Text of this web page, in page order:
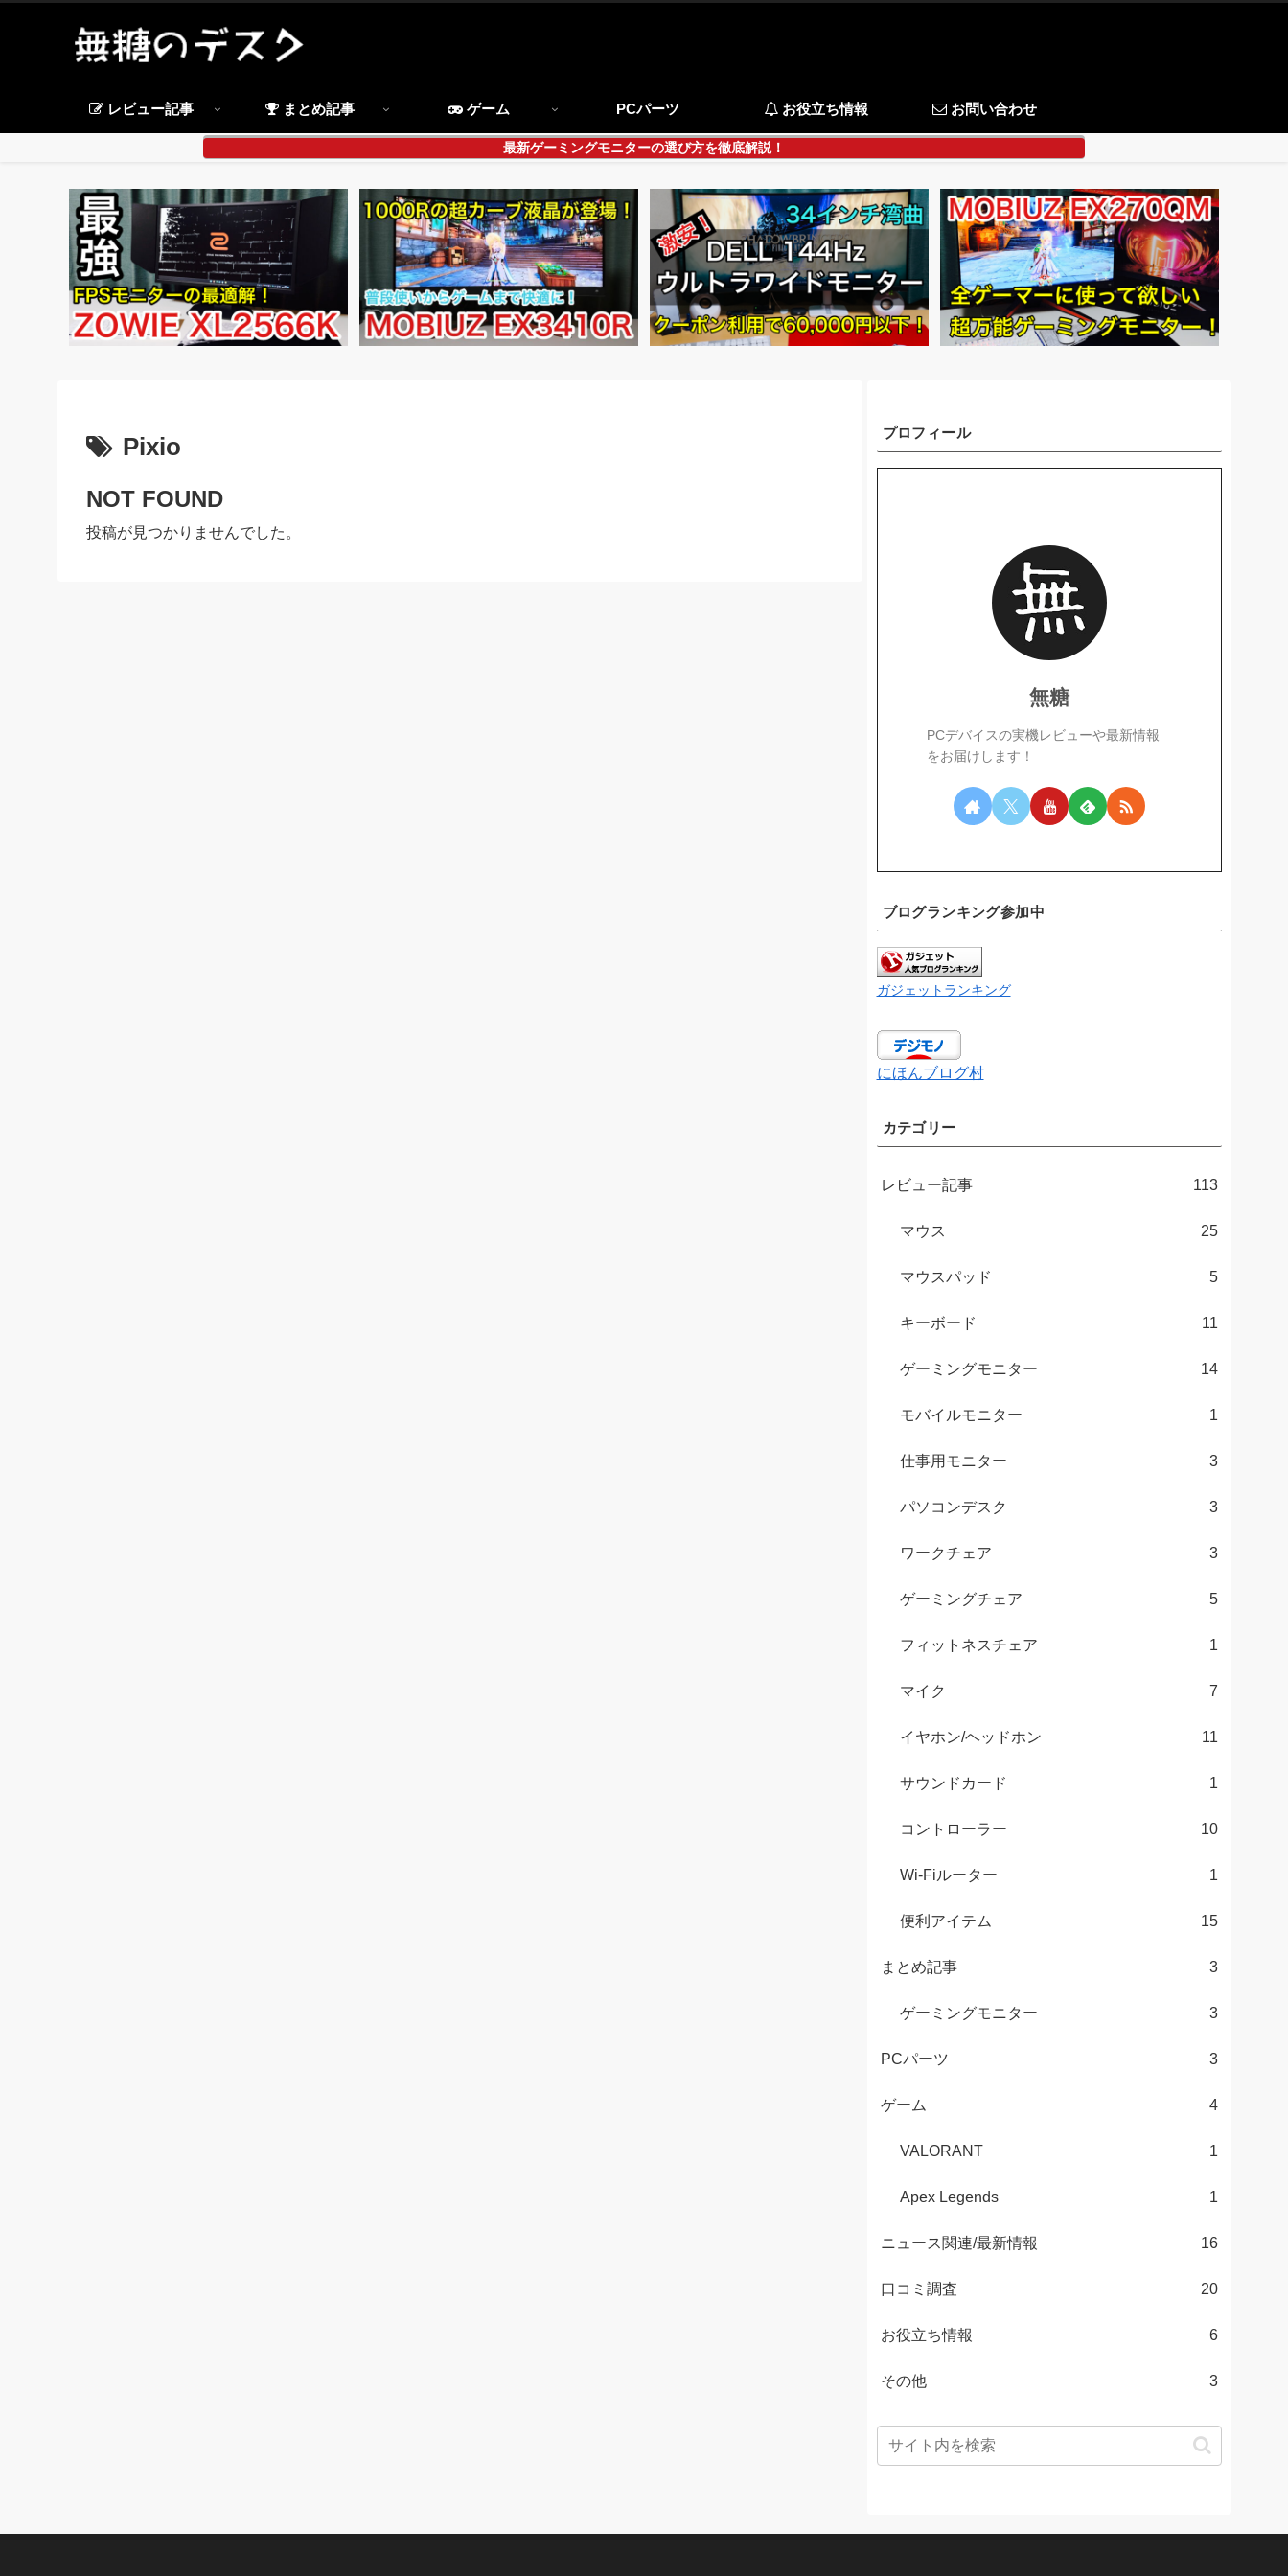
レビュー記事 まとめ記事 ゲーム PCパーツ お役立ち情報 お問い合わせ
最新ゲーミングモニターの選び方を徹底解説！
Pixio
NOT FOUND
投稿が見つかりませんでした。
プロフィール
無糖
PCデバイスの実機レビューや最新情報
をお届けします！
ブログランキング参加中
ガジェットランキング
にほんブログ村
カテゴリー
レビュー記事 113
マウス 25
マウスパッド 5
キーボード 11
ゲーミングモニター 14
モバイルモニター 1
仕事用モニター 3
パソコンデスク 3
ワークチェア 3
ゲーミングチェア 5
フィットネスチェア 1
マイク 7
イヤホン/ヘッドホン 11
サウンドカード 1
コントローラー 10
Wi-Fiルーター 1
便利アイテム 15
まとめ記事 3
ゲーミングモニター 3
PCパーツ 3
ゲーム 4
VALORANT 1
Apex Legends 1
ニュース関連/最新情報 16
口コミ調査 20
お役立ち情報 6
その他 3